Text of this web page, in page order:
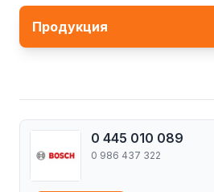
Продукция
0 445 010 089
0 986 437 322